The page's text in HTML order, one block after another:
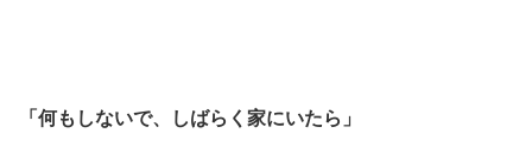
「何もしないで、しばらく家にいたら」